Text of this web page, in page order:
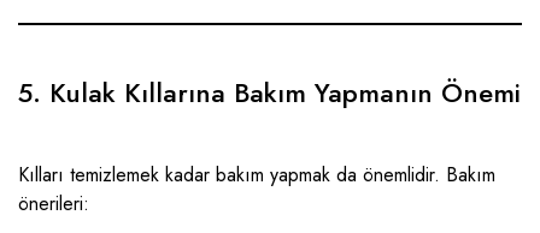
5. Kulak Kıllarına Bakım Yapmanın Önemi
Kılları temizlemek kadar bakım yapmak da önemlidir. Bakım
önerileri: